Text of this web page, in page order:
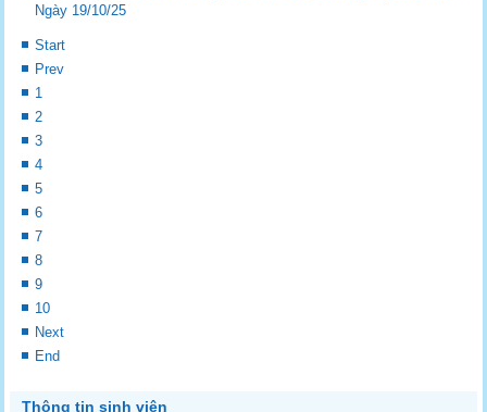
Ngày 19/10/25
Start
Prev
1
2
3
4
5
6
7
8
9
10
Next
End
Thông tin sinh viên